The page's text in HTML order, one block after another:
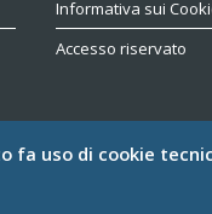
Informativa sui
Accesso riservato
fa uso di cookie